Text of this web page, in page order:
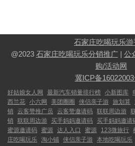
石家庄吃喝玩乐游
@2023 石家庄吃喝玩乐分销推广| 公
购/活动网
冀ICP备
好姑娘女人网 最新汽车销量排行榜 小新图库
西兰花 小六网 美团圈圈 侠侣亲子游 旅划算
销
云客赞推广员 云客赞邀请码 联联周边游
销
联联周边游 买手妈妈邀请码 买手妈妈邀请
蜜源邀请码 蜜源 达人入口 蜜源 123微旅行
庄吃喝玩乐 淘小铺 侠侣亲子游 本地吃喝玩乐